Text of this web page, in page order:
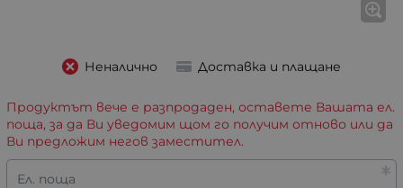
Неналично Доставка и плащане
Продуктът вече е разпродаден, оставете Вашата ел.
поща, за да Ви уведомим щом го получим отново или да
Ви предложим негов заместител.
Ел. поща